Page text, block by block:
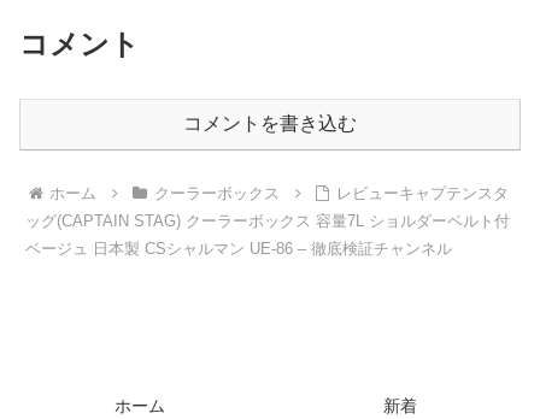
コメント
コメントを書き込む
ホーム クーラーボックス
レビューキャプテンスタ
ッグ(CAPTAIN STAG) クーラーボックス 容量7L ショルダーベルト付
ベージュ 日本製 CSシャルマン UE-86 – 徹底検証チャンネル
ホーム
新着